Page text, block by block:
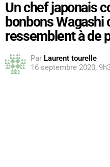
Un chef japonais
bonbons Wagashi
ressemblent à de
Par Laurent tourelle
16 septembre 2020,